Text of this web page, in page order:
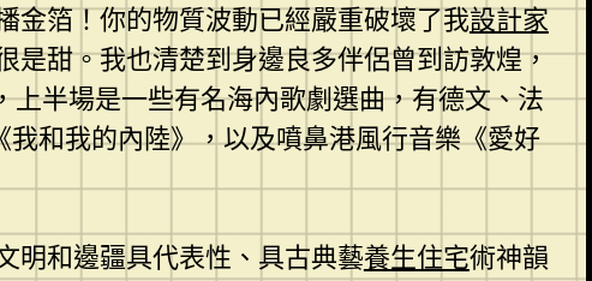
金箔！你的物質波動已經嚴重破壞了我設計家
是甜。我也清楚到身邊良多伴侶曾到訪敦煌，
上半場是一些有名海內歌劇選曲，有德文、法
和我的內陸》，以及噴鼻港風行音樂《愛好
明和邊疆具代表性、具古典藝養生住宅術神韻